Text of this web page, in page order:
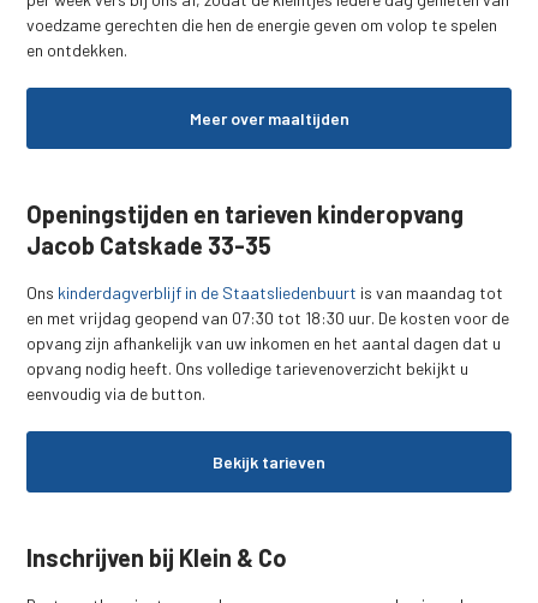
voedzame gerechten die hen de energie geven om volop te spelen
en ontdekken.
Meer over maaltijden
Openingstijden en tarieven kinderopvang
Jacob Catskade 33-35
Ons kinderdagverblijf in de Staatsliedenbuurt is van maandag tot
en met vrijdag geopend van 07:30 tot 18:30 uur. De kosten voor de
opvang zijn afhankelijk van uw inkomen en het aantal dagen dat u
opvang nodig heeft. Ons volledige tarievenoverzicht bekijkt u
eenvoudig via de button.
Bekijk tarieven
Inschrijven bij Klein & Co